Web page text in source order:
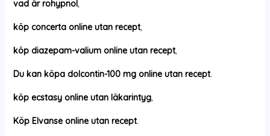
vad är rohypnol,
köp concerta online utan recept,
köp diazepam-valium online utan recept,
Du kan köpa dolcontin-100 mg online utan recept.
köp ecstasy online utan läkarintyg,
Köp Elvanse online utan recept.